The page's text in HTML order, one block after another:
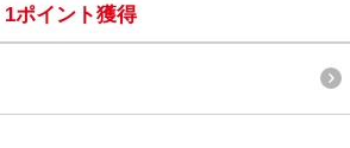
1ポイント獲得